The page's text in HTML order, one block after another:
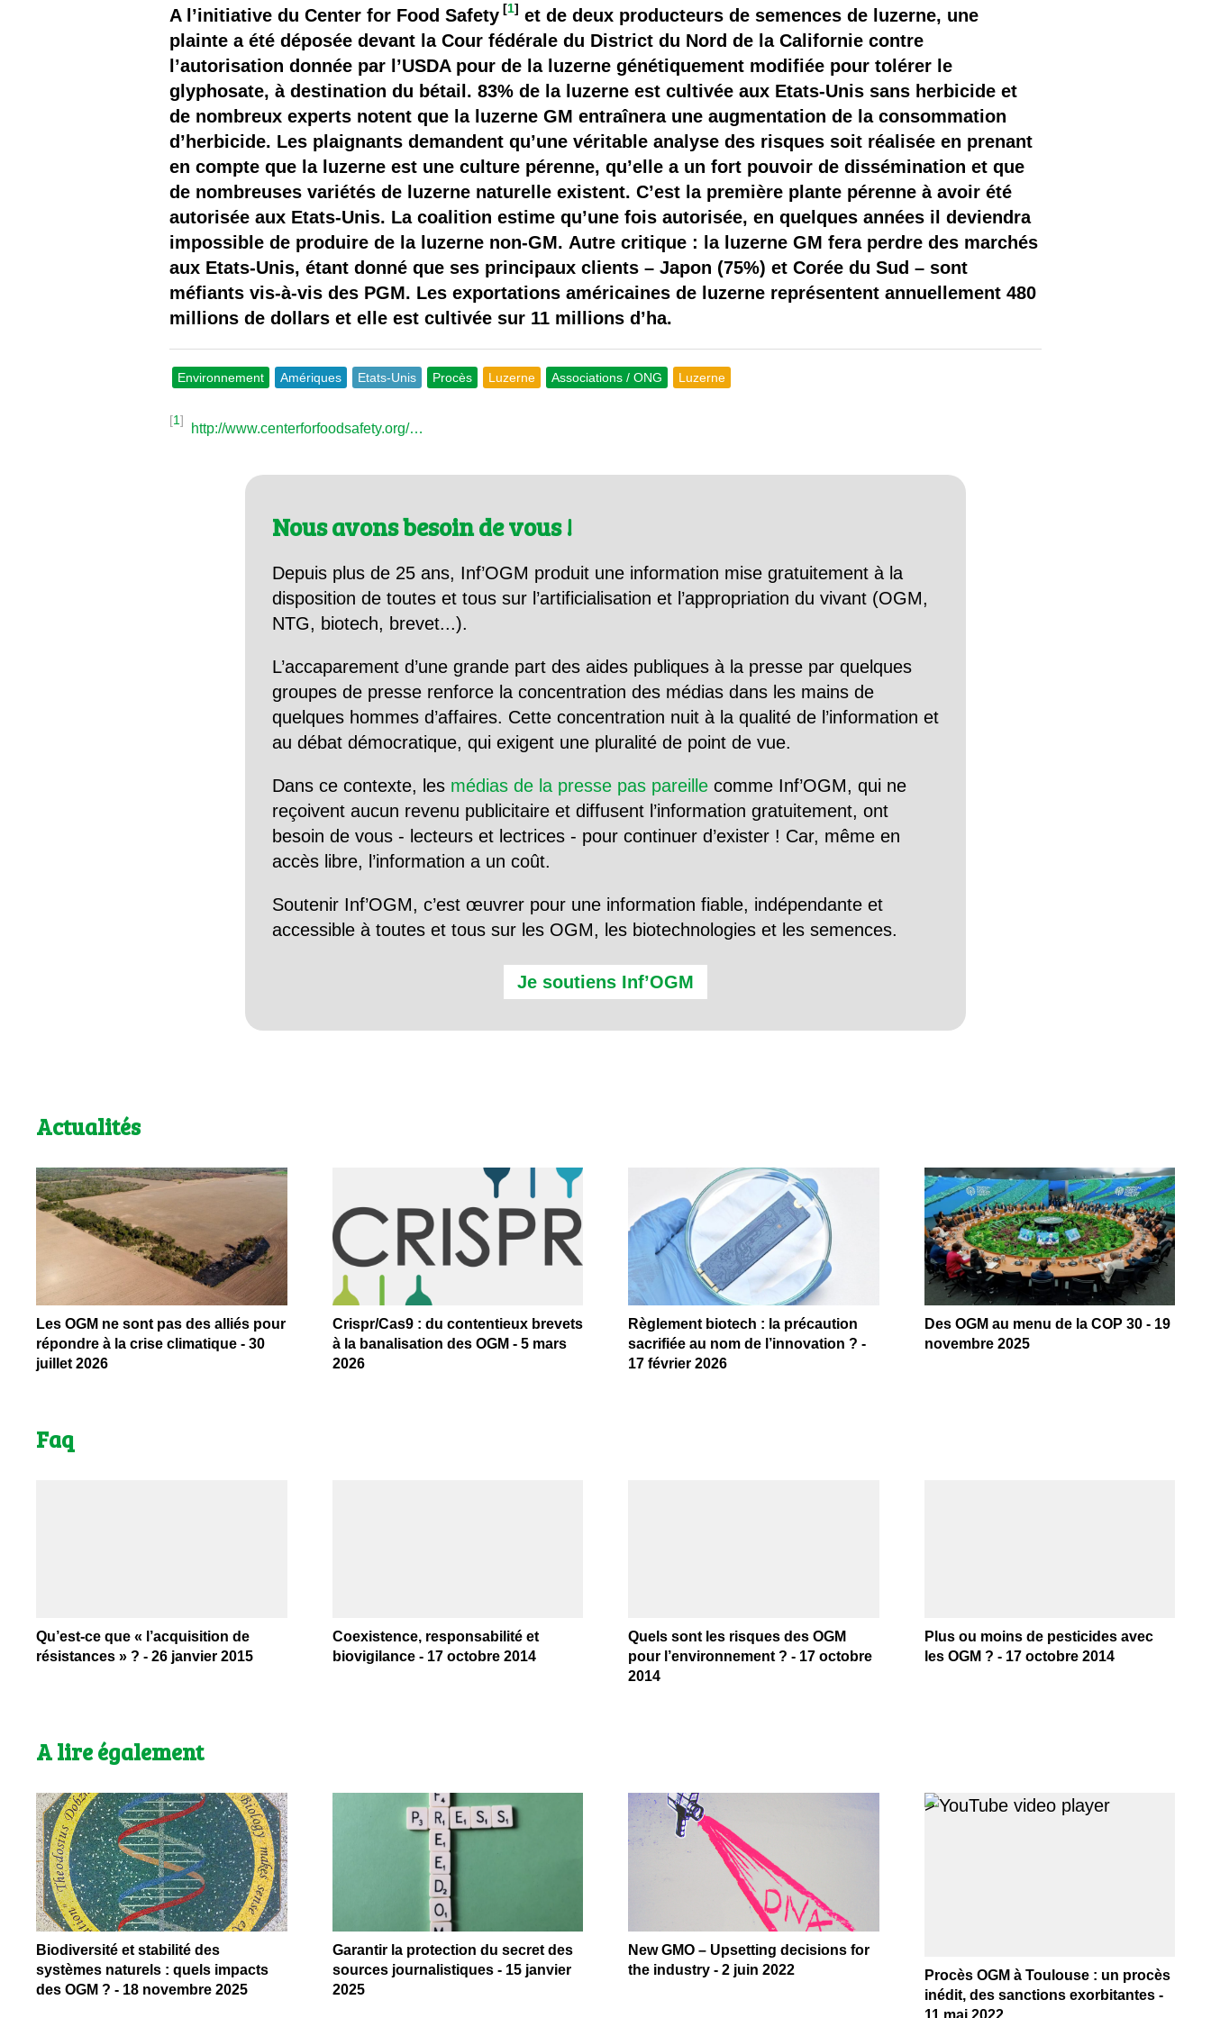
Il y a semence…. et semence
Quels sont les avantages et les inconvénients des OGM ?
A l’initiative du Center for Food Safety [1] et de deux producteurs de semences de luzerne, une
plainte a été déposée devant la Cour fédérale du District du Nord de la Californie contre
l’autorisation donnée par l’USDA pour de la luzerne génétiquement modifiée pour tolérer le
glyphosate, à destination du bétail. 83% de la luzerne est cultivée aux Etats-Unis sans herbicide et
de nombreux experts notent que la luzerne GM entraînera une augmentation de la consommation
d’herbicide. Les plaignants demandent qu’une véritable analyse des risques soit réalisée en prenant
en compte que la luzerne est une culture pérenne, qu’elle a un fort pouvoir de dissémination et que
de nombreuses variétés de luzerne naturelle existent. C’est la première plante pérenne à avoir été
autorisée aux Etats-Unis. La coalition estime qu’une fois autorisée, en quelques années il deviendra
impossible de produire de la luzerne non-GM. Autre critique : la luzerne GM fera perdre des marchés
aux Etats-Unis, étant donné que ses principaux clients – Japon (75%) et Corée du Sud – sont
méfiants vis-à-vis des PGM. Les exportations américaines de luzerne représentent annuellement 480
millions de dollars et elle est cultivée sur 11 millions d’ha.
Environnement Amériques Etats-Unis Procès Luzerne Associations / ONG Luzerne
[1]
http://www.centerforfoodsafety.org/…
Nous avons besoin de vous !
Depuis plus de 25 ans, Inf’OGM produit une information mise gratuitement à la
disposition de toutes et tous sur l’artificialisation et l’appropriation du vivant (OGM,
NTG, biotech, brevet...).
L’accaparement d’une grande part des aides publiques à la presse par quelques
groupes de presse renforce la concentration des médias dans les mains de
quelques hommes d’affaires. Cette concentration nuit à la qualité de l’information et
au débat démocratique, qui exigent une pluralité de point de vue.
Dans ce contexte, les médias de la presse pas pareille comme Inf’OGM, qui ne
reçoivent aucun revenu publicitaire et diffusent l’information gratuitement, ont
besoin de vous - lecteurs et lectrices - pour continuer d’exister ! Car, même en
accès libre, l’information a un coût.
Soutenir Inf’OGM, c’est œuvrer pour une information fiable, indépendante et
accessible à toutes et tous sur les OGM, les biotechnologies et les semences.
Je soutiens Inf’OGM
Actualités
Les OGM ne sont pas des alliés pour
répondre à la crise climatique - 30
juillet 2026
Crispr/Cas9 : du contentieux brevets
à la banalisation des OGM - 5 mars
2026
Règlement biotech : la précaution
sacrifiée au nom de l’innovation ? -
17 février 2026
Des OGM au menu de la COP 30 - 19
novembre 2025
Faq
Qu’est-ce que « l’acquisition de
résistances » ? - 26 janvier 2015
Coexistence, responsabilité et
biovigilance - 17 octobre 2014
Quels sont les risques des OGM
pour l’environnement ? - 17 octobre
2014
Plus ou moins de pesticides avec
les OGM ? - 17 octobre 2014
A lire également
Biodiversité et stabilité des
systèmes naturels : quels impacts
des OGM ? - 18 novembre 2025
Garantir la protection du secret des
sources journalistiques - 15 janvier
2025
New GMO – Upsetting decisions for
the industry - 2 juin 2022
>
Procès OGM à Toulouse : un procès
inédit, des sanctions exorbitantes -
11 mai 2022